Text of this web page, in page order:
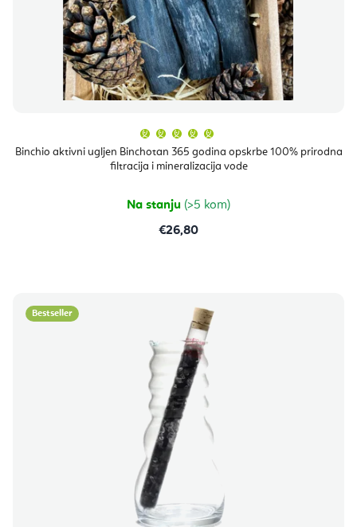
Binchio aktivni ugljen Binchotan 365 godina opskrbe 100% prirodna
filtracija i mineralizacija vode
proizvoda
je
5,0
zvjezdica.
Na stanju (>5 kom)
€26,80
Bestseller